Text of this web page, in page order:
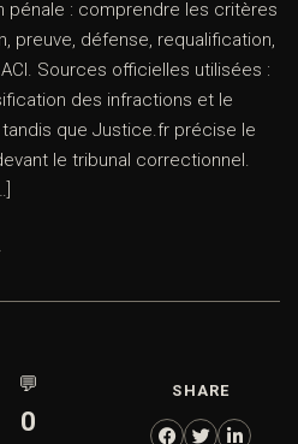
pénale : comprendre les critères
preuve, défense, requalification,
Sources officielles utilisées :
des infractions et le
que Justice.fr précise le
le tribunal correctionnel.
💬
0
SHARE